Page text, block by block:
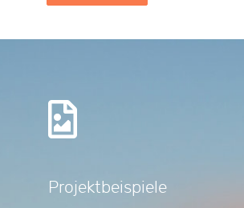
Projektbeispiele